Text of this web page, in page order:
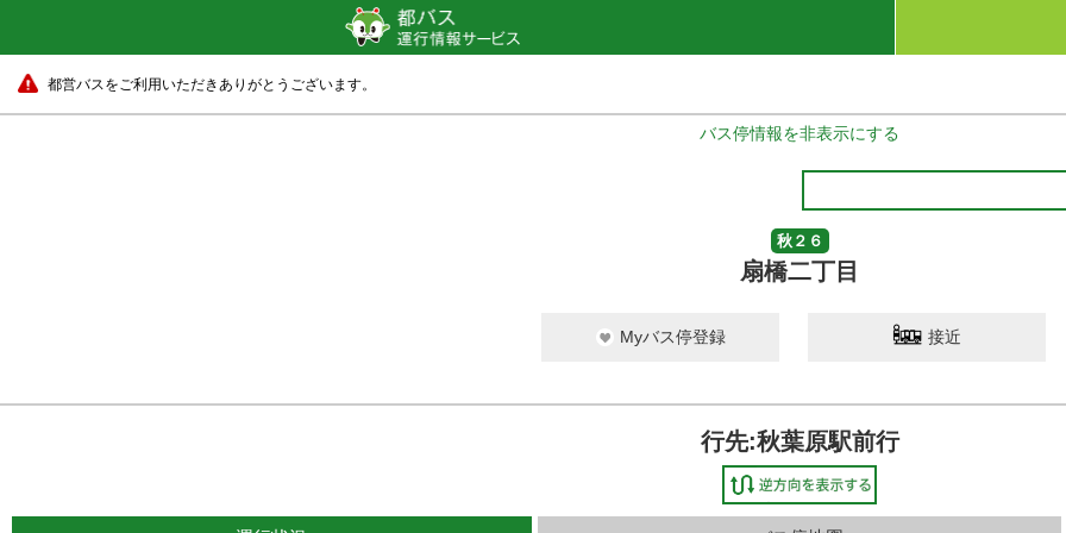
都営バスをご利用いただきありがとうございます。
バス停情報を非表示にする
秋２６
扇橋二丁目
Myバス停登録 接近
行先:秋葉原駅前行